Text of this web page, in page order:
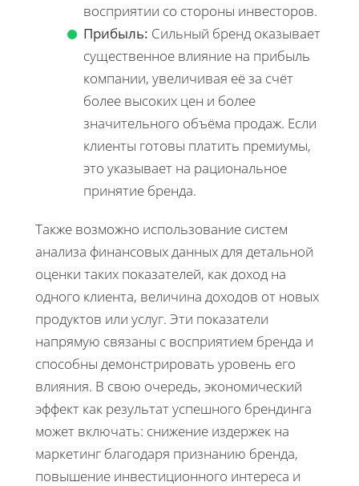
восприятии со стороны инвесторов.
Прибыль: Сильный бренд оказывает
существенное влияние на прибыль
компании, увеличивая её за счёт
более высоких цен и более
значительного объёма продаж. Если
клиенты готовы платить премиумы,
это указывает на рациональное
принятие бренда.
Также возможно использование систем
анализа финансовых данных для детальной
оценки таких показателей, как доход на
одного клиента, величина доходов от новых
продуктов или услуг. Эти показатели
напрямую связаны с восприятием бренда и
способны демонстрировать уровень его
влияния. В свою очередь, экономический
эффект как результат успешного брендинга
может включать: снижение издержек на
маркетинг благодаря признанию бренда,
повышение инвестиционного интереса и